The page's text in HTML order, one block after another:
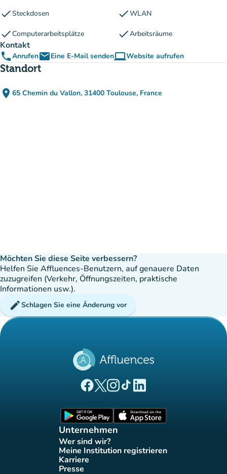
checkSteckdosen checkWLAN
checkComputerarbeitsplätze checkArbeitsräume
Kontakt
phoneAnrufenemailEine E-Mail sendencomputerWebsite aufrufen
(new tab)
Standort
place 65 Chemin du Vallon, 31400 Toulouse, France
(in Google Maps öffnen)
(new tab)
Möchten Sie diese Seite verbessern?
Helfen Sie Affluences-Benutzern, auf genauere Daten
zuzugreifen (Verkehr, Öffnungszeiten, praktische
Informationen usw.).
editSchlagen Sie eine Änderung vor
(new tab)
(new tab)
(new tab)(new tab)
(new tab)
Unternehmen
Wer sind wir?
(new tab)
Meine Institution registrieren
(new tab)
Karriere(new tab)
Presse